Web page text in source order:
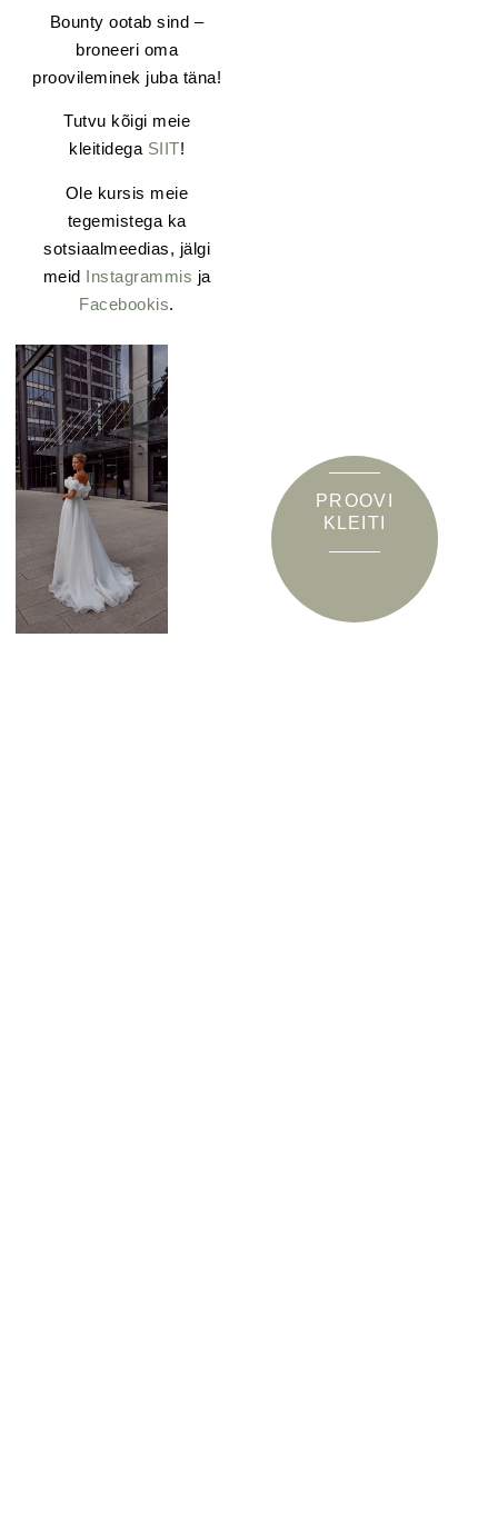
Bounty ootab sind –
broneeri oma
proovileminek juba täna!
Tutvu kõigi meie
kleitidega SIIT!
Ole kursis meie
tegemistega ka
sotsiaalmeedias, jälgi
meid Instagrammis ja
Facebookis.
PROOVI
KLEITI